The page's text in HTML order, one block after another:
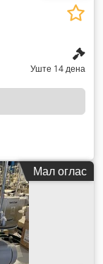
Уште 14 дена
Мал оглас